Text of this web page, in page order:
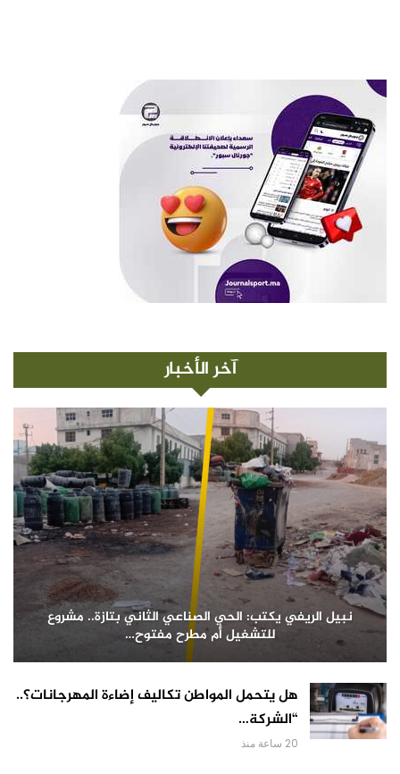
آخر الأخبار
نبيل الريفي يكتب: الحي الصناعي الثاني بتازة.. مشروع
للتشغيل أم مطرح مفتوح…
هل يتحمل المواطن تكاليف إضاءة المهرجانات؟..
“الشركة…
20 ساعة منذ